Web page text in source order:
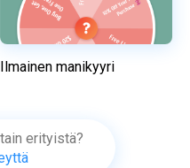
Ilmainen manikyyri
erityistä?